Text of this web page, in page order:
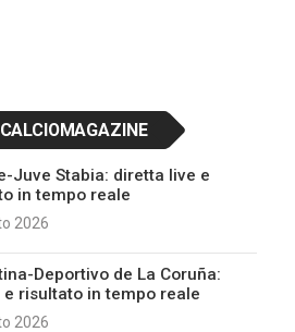
Juve Stabia: diretta live e
in tempo reale
2026
Deportivo de La Coruña:
e risultato in tempo reale
2026